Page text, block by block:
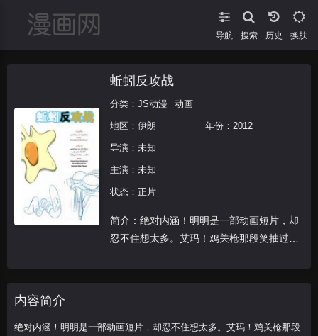
导航 搜索 换肤
蚯蚓反攻战
分类： JS动漫 动画
地区： 伊朗 年份： 2012
导演：未知
主演：未知
状态：正片
简介：绝对内涵！明明是一部动画短片，却
忍不住想太多。艾玛！鸡关枪那段笑抽过去
内容简介
绝对内涵！明明是一部动画短片，却忍不住想太多。艾玛！鸡关枪那段